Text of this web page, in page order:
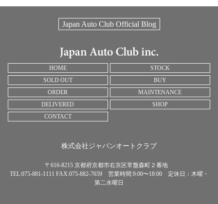
Japan Auto Club Official Blog
HOME
STOCK
SOLD OUT
BUY
ORDER
MAINTENANCE
DELIVERED
SHOP
CONTACT
株式会社ジャパンオートクラブ
〒616-8215 京都府京都市右京区常盤森町２番地
TEL:075-881-1111 FAX:075-882-7659 営業時間:9:00〜18:00 定休日：木曜・
第二水曜日